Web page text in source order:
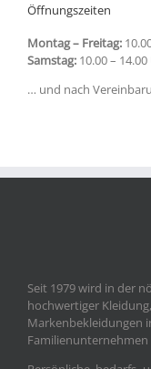
Öffnungszeiten
Montag – Freitag:
Samstag: 10.00 –
… und nach
Seit 1979 wird in der
hochwertiger
Markenbekleidungen